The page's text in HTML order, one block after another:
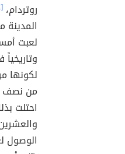
روتردام،[٤]
لعبت
لكونها
من نصف
احتلت
الوصول